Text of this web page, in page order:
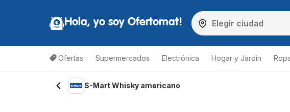
Hola, yo soy Ofertomat!
Ofertas Supermercados Electrónica Hogar y Jardín
S-Mart Whisky americano